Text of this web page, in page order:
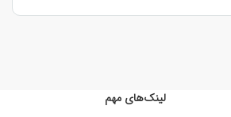
لینک‌های مهم